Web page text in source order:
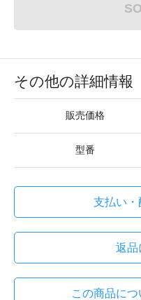
その他の詳細情報
販売価格
型番
支払い・
返品
この商品に